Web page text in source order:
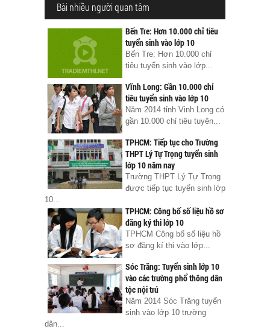
Bài nhiều người quan tâm
Bến Tre: Hơn 10.000 chỉ tiêu
tuyển sinh vào lớp 10
Bến Tre: Hơn 10.000 chỉ
tiêu tuyển sinh vào lớp...
Vĩnh Long: Gần 10.000 chỉ
tiêu tuyển sinh vào lớp 10
Năm 2014 tỉnh Vinh Long có
gần 10.000 chỉ tiêu tuyên...
TPHCM: Tiếp tục cho Trường
THPT Lý Tự Trọng tuyển sinh
lớp 10 năm nay
Trường THPT Lý Tự Trọng
được tiếp tục tuyển sinh lớp
10...
TPHCM: Công bố số liệu hồ sơ
đăng ký thi lớp 10
TPHCM Công bố số liệu hồ
sơ đăng kí thi vào lớp...
Sóc Trăng: Tuyển sinh lớp 10
vào các trường phổ thông dân
tộc nội trú
Năm 2014 Sóc Trăng tuyển
sinh vào lớp 10 trường
dân...